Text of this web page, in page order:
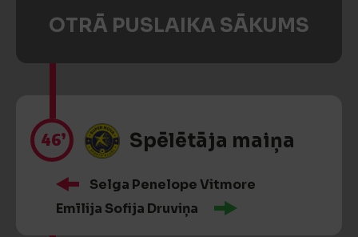
OTRĀ PUSLAIKA SĀKUMS
46’ Spēlētāja maiņa
Selga Penelope Vitmore
Emīlija Sofija Druviņa